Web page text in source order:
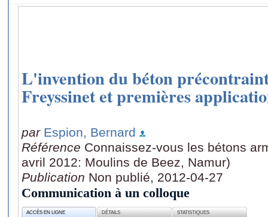
L'invention du béton
Freyssinet et premières
par Espion, Bernard
Référence Connaissez-vous les bétons
avril 2012: Moulins de Beez, Namur)
Publication Non publié, 2012-04-27
Communication à un colloque
ACCÈS EN LIGNE DÉTAILS STATISTIQUES